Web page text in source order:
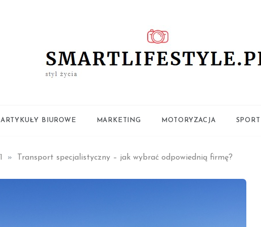
ARTYKUŁY BIUROWE MARKETING MOTORYZACJA SPORT
» Transport specjalistyczny – jak wybrać odpowiednią firmę?